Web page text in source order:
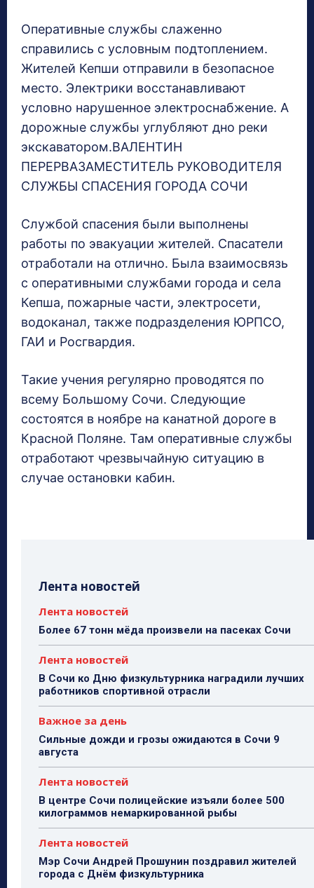
Оперативные службы слаженно
справились с условным подтоплением.
Жителей Кепши отправили в безопасное
место. Электрики восстанавливают
условно нарушенное электроснабжение. А
дорожные службы углубляют дно реки
экскаватором.ВАЛЕНТИН
ПЕРЕРВАЗАМЕСТИТЕЛЬ РУКОВОДИТЕЛЯ
СЛУЖБЫ СПАСЕНИЯ ГОРОДА СОЧИ
Службой спасения были выполнены
работы по эвакуации жителей. Спасатели
отработали на отлично. Была взаимосвязь
с оперативными службами города и села
Кепша, пожарные части, электросети,
водоканал, также подразделения ЮРПСО,
ГАИ и Росгвардия.
Такие учения регулярно проводятся по
всему Большому Сочи. Следующие
состоятся в ноябре на канатной дороге в
Красной Поляне. Там оперативные службы
отработают чрезвычайную ситуацию в
случае остановки кабин.
Лента новостей
Лента новостей
Более 67 тонн мёда произвели на пасеках Сочи
Лента новостей
В Сочи ко Дню физкультурника наградили лучших
работников спортивной отрасли
Важное за день
Сильные дожди и грозы ожидаются в Сочи 9
августа
Лента новостей
В центре Сочи полицейские изъяли более 500
килограммов немаркированной рыбы
Лента новостей
Мэр Сочи Андрей Прошунин поздравил жителей
города с Днём физкультурника